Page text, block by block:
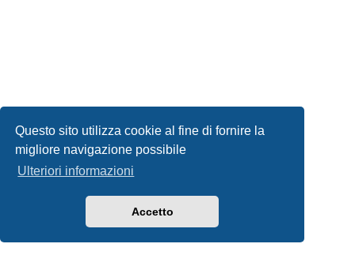
Questo sito utilizza cookie al fine di fornire la
migliore navigazione possibile
Ulteriori informazioni
Accetto